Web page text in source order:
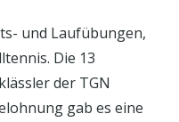
und Laufübungen,
Die 13
der TGN
gab es eine